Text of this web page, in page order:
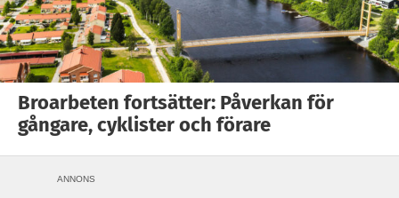
Broarbeten fortsätter: Påverkan för
gångare, cyklister och förare
ANNONS